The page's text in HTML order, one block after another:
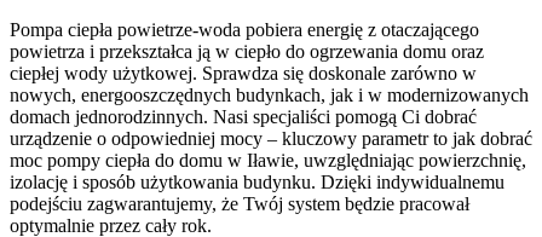
Pompa ciepła powietrze-woda pobiera energię z otaczającego
powietrza i przekształca ją w ciepło do ogrzewania domu oraz
ciepłej wody użytkowej. Sprawdza się doskonale zarówno w
nowych, energooszczędnych budynkach, jak i w modernizowanych
domach jednorodzinnych. Nasi specjaliści pomogą Ci dobrać
urządzenie o odpowiedniej mocy – kluczowy parametr to jak dobrać
moc pompy ciepła do domu w Iławie, uwzględniając powierzchnię,
izolację i sposób użytkowania budynku. Dzięki indywidualnemu
podejściu zagwarantujemy, że Twój system będzie pracował
optymalnie przez cały rok.